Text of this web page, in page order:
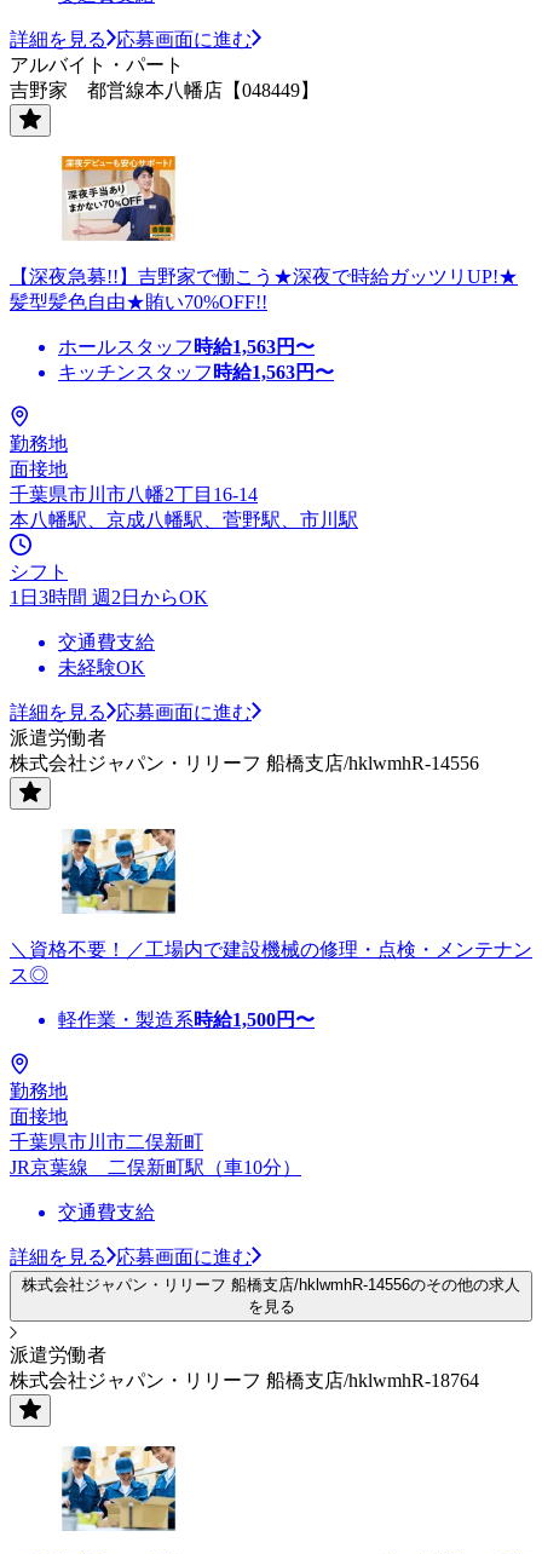
詳細を見る
応募画面に進む
アルバイト・パート
吉野家 都営線本八幡店【048449】
【深夜急募!!】吉野家で働こう★深夜で時給ガッツリUP!★
髪型髪色自由★賄い70%OFF!!
ホールスタッフ 時給1,563円〜
キッチンスタッフ 時給1,563円〜
勤務地
面接地
千葉県市川市八幡2丁目16-14
本八幡駅、京成八幡駅、菅野駅、市川駅
シフト
1日3時間 週2日からOK
交通費支給
未経験OK
詳細を見る
応募画面に進む
派遣労働者
株式会社ジャパン・リリーフ 船橋支店/hklwmhR-14556
＼資格不要！／工場内で建設機械の修理・点検・メンテナン
ス◎
軽作業・製造系時給1,500円〜
勤務地
面接地
千葉県市川市二俣新町
JR京葉線 二俣新町駅（車10分）
交通費支給
詳細を見る 応募画面に進む
株式会社ジャパン・リリーフ 船橋支店/hklwmhR-14556のその他の求人
を見る
派遣労働者
株式会社ジャパン・リリーフ 船橋支店/hklwmhR-18764